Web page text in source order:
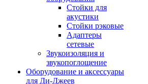
Стойки для
акустики
Стойки рэковые
Адаптеры
сетевые
Звукоизоляция и
звукопоглощение
Оборудование и аксессуары
для Ди-Джеев